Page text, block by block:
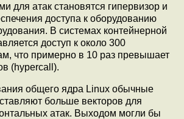
для атак становятся гипервизор и
доступа к оборудованию
В системах контейнерной
доступ к около 300
что примерно в 10 раз превышает
(hypercall).
общего ядра Linux обычные
больше векторов для
атак. Выходом могли бы